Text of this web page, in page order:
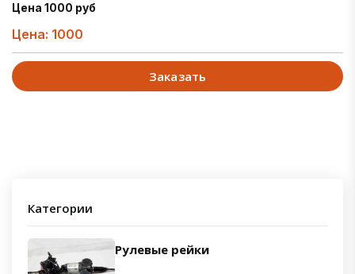
Цена 1000 руб
Цена: 1000
Заказать
Категории
Рулевые рейки